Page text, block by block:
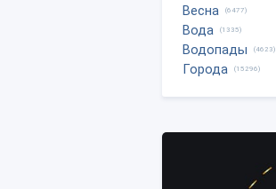
Весна (6477)
Вода (1335)
Водопады (4623)
Города (15296)